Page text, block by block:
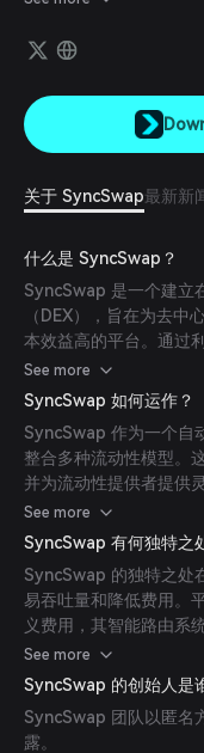
使用的一站式 DeFi 中心。
关于 SyncSwap最新新
什么是 SyncSwap？
SyncSwap 是一个建立
（DEX），旨在为去中
本效益高的平台。通过
了更高的安全性和隐私保
See more
SyncSwap 如何运作？
SyncSwap 作为一个自
整合多种流动性模型。
并为流动性提供者提供
对波动资产的经典池和
See more
SyncSwap 有何独特之
SyncSwap 的独特之处
易吞吐量和降低费用。
义费用，其智能路由系
SyncSwap 对社区驱动
力。
See more
SyncSwap 的创始人是
SyncSwap 团队以匿名
露。